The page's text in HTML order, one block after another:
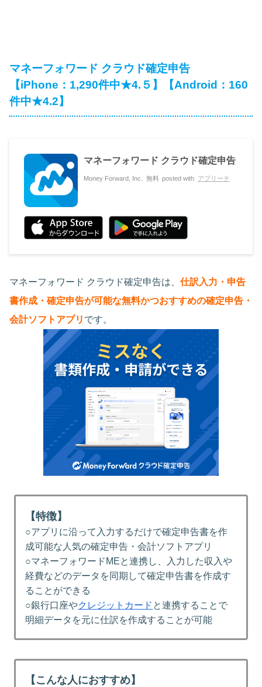
マネーフォワード クラウド確定申告
【iPhone：1,290件中★4.５】【Android：160
件中★4.2】
マネーフォワード クラウド確定申告
Money Forward, Inc. 無料 posted with アプリーチ
マネーフォワード クラウド確定申告は、 仕訳入力・申告
書作成・確定申告が可能な無料かつおすすめの確定申告・
会計ソフトアプリ です。
【特徴】
○アプリに沿って入力するだけで確定申告書を作
成可能な人気の確定申告・会計ソフトアプリ
○マネーフォワードMEと連携し、入力した収入や
経費などのデータを同期して確定申告書を作成す
ることができる
○銀行口座やクレジットカード と連携することで
明細データを元に仕訳を作成することが可能
【こんな人におすすめ】